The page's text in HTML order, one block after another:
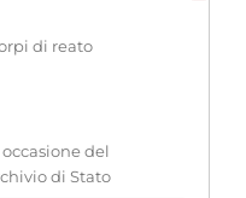
di reato
del
di Stato